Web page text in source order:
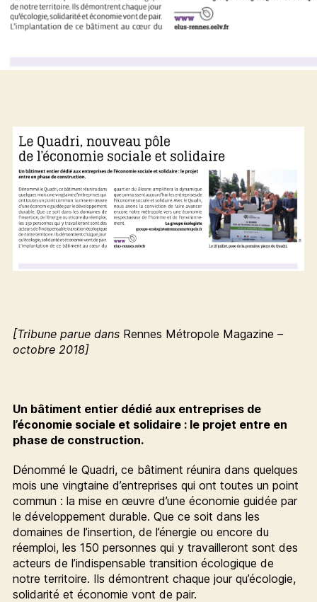
[Tribune parue dans Rennes Métropole Magazine –
octobre 2018]
Un bâtiment entier dédié aux entreprises de
l’économie sociale et solidaire : le projet entre en
phase de construction.
Dénommé le Quadri, ce bâtiment réunira dans quelques
mois une vingtaine d’entreprises qui ont toutes un point
commun : la mise en œuvre d’une économie guidée par
le développement durable. Que ce soit dans les
domaines de l’insertion, de l’énergie ou encore du
réemploi, les 150 personnes qui y travailleront sont des
acteurs de l’indispensable transition écologique de
notre territoire. Ils démontrent chaque jour qu’écologie,
solidarité et économie vont de pair.